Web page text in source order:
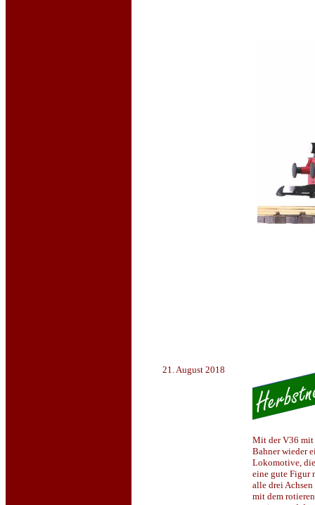
21. August 2018
Mit der V36 mit
Bahner wieder
Lokomotive,
eine gute Figur
alle drei
mit dem